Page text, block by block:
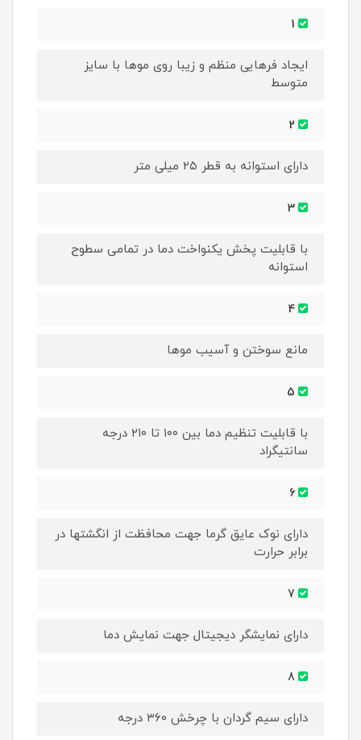
ایجاد فرهایی منظم و زیبا روی موها با سایز
متوسط
دارای استوانه به قطر ۲۵ میلی متر
با قابلیت پخش یکنواخت دما در تمامی سطوح
استوانه
مانع سوختن و آسیب موها
با قابلیت تنظیم دما بین ۱۰۰ تا ۲۱۰ درجه
سانتیگراد
دارای نوک عایق گرما جهت محافظت از انگشتها در
برابر حرارت
دارای نمایشگر دیجیتال جهت نمایش دما
دارای سیم گردان با چرخش ۳۶۰ درجه